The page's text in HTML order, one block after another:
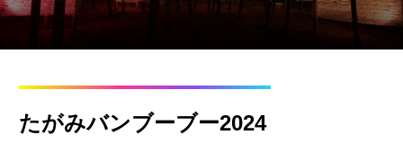
たがみバンブーブー2024